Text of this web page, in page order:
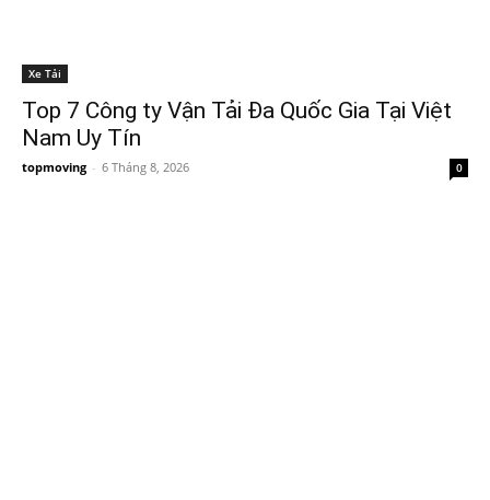
Xe Tải
Top 7 Công ty Vận Tải Đa Quốc Gia Tại Việt
Nam Uy Tín
topmoving - 6 Tháng 8, 2026 0